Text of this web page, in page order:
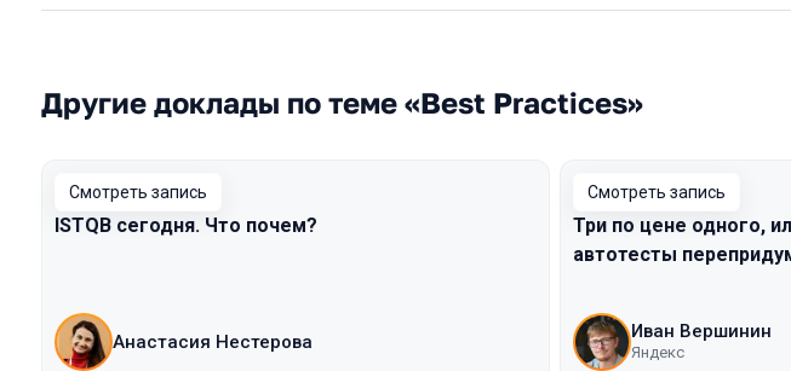
Другие доклады по теме «Best Practices»
Смотреть запись
ISTQB сегодня. Что почем?
Анастасия Нестерова
Смотреть запись
Три по цене одного,
автотесты
Иван Вершинин
Яндекс